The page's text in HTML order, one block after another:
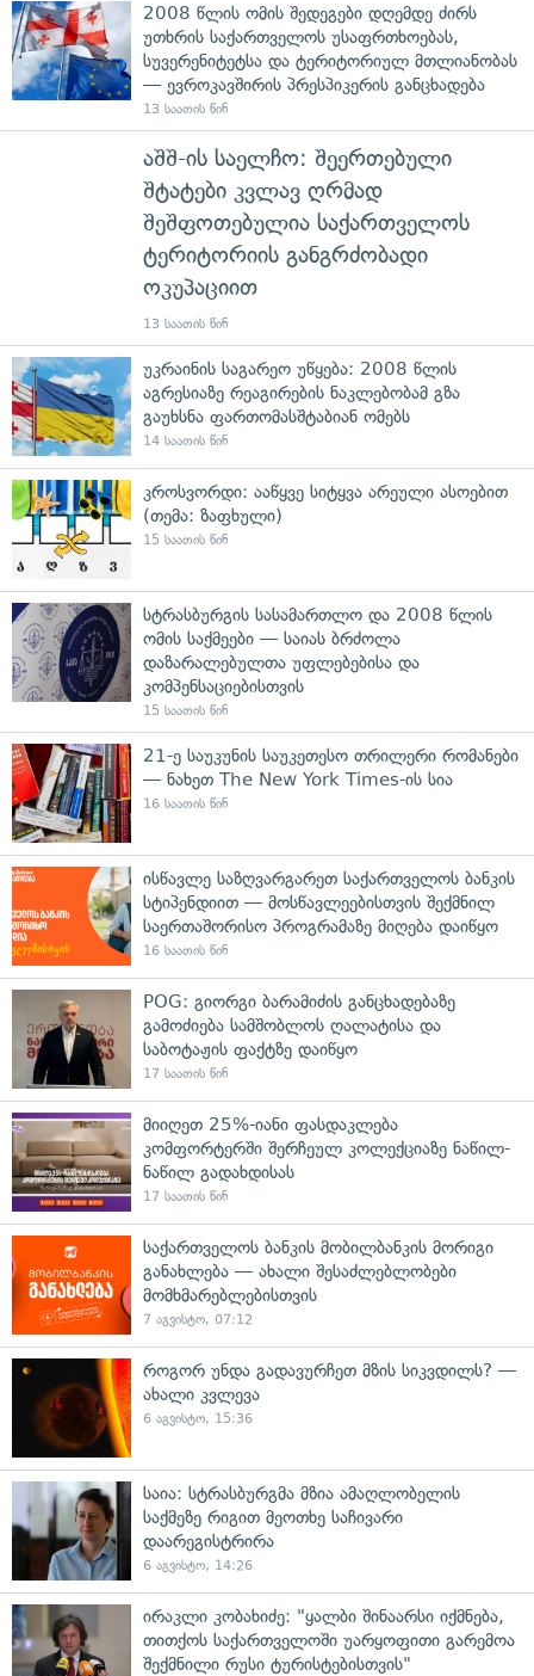
2008 წლის ომის შედეგები დღემდე ძირს
უთხრის საქართველოს უსაფრთხოებას,
სუვერენიტეტსა და ტერიტორიულ მთლიანობას
— ევროკავშირის პრესპიკერის განცხადება
13 საათის წინ
აშშ-ის საელჩო: შეერთებული
შტატები კვლავ ღრმად
შეშფოთებულია საქართველოს
ტერიტორიის განგრძობადი
ოკუპაციით
13 საათის წინ
უკრაინის საგარეო უწყება: 2008 წლის
აგრესიაზე რეაგირების ნაკლებობამ გზა
გაუხსნა ფართომასშტაბიან ომებს
14 საათის წინ
კროსვორდი: ააწყვე სიტყვა არეული ასოებით
(თემა: ზაფხული)
15 საათის წინ
სტრასბურგის სასამართლო და 2008 წლის
ომის საქმეები — საიას ბრძოლა
დაზარალებულთა უფლებებისა და
კომპენსაციებისთვის
15 საათის წინ
21-ე საუკუნის საუკეთესო თრილერი რომანები
— ნახეთ The New York Times-ის სია
16 საათის წინ
ისწავლე საზღვარგარეთ საქართველოს ბანკის
სტიპენდიით — მოსწავლეებისთვის შექმნილ
საერთაშორისო პროგრამაზე მიღება დაიწყო
16 საათის წინ
POG: გიორგი ბარამიძის განცხადებაზე
გამოძიება სამშობლოს ღალატისა და
საბოტაჟის ფაქტზე დაიწყო
17 საათის წინ
მიიღეთ 25%-იანი ფასდაკლება
კომფორტერში შერჩეულ კოლექციაზე ნაწილ-
ნაწილ გადახდისას
17 საათის წინ
საქართველოს ბანკის მობილბანკის მორიგი
განახლება — ახალი შესაძლებლობები
მომხმარებლებისთვის
7 აგვისტო, 07:12
როგორ უნდა გადავურჩეთ მზის სიკვდილს? —
ახალი კვლევა
6 აგვისტო, 15:36
საია: სტრასბურგმა მზია ამაღლობელის
საქმეზე რიგით მეოთხე საჩივარი
დაარეგისტრირა
6 აგვისტო, 14:26
ირაკლი კობახიძე: "ყალბი შინაარსი იქმნება,
თითქოს საქართველოში უარყოფითი გარემოა
შექმნილი რუსი ტურისტებისთვის"